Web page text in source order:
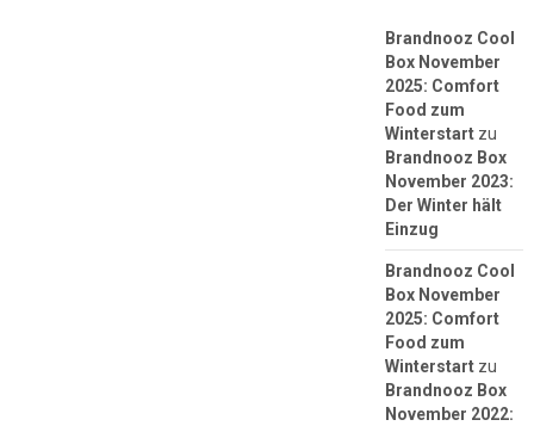
Brandnooz Cool
Box November
2025: Comfort
Food zum
Winterstartzu
Brandnooz Box
November 2023:
Der Winter hält
Einzug
Brandnooz Cool
Box November
2025: Comfort
Food zum
Winterstartzu
Brandnooz Box
November 2022: